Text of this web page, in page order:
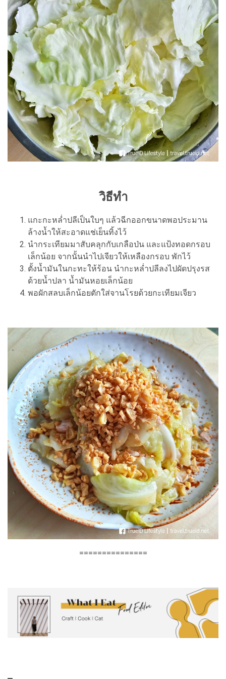
วิธีทำ
แกะกะหล่ำปลีเป็นใบๆ แล้วฉีกออกขนาดพอประมาน
ล้างน้ำให้สะอาดแช่เย็นทิ้งไว้
นำกระเทียมมาสับคลุกกับเกลือป่น และแป้งทอดกรอบ
เล็กน้อย จากนั้นนำไปเจียวให้เหลืองกรอบ พักไว้
ตั้งน้ำมันในกะทะให้ร้อน นำกะหล่ำปลีลงไปผัดปรุงรส
ด้วยน้ำปลา น้ำมันหอยเล็กน้อย
พอผักสลบเล็กน้อยตักใส่จานโรยด้วยกะเทียมเจียว
===============